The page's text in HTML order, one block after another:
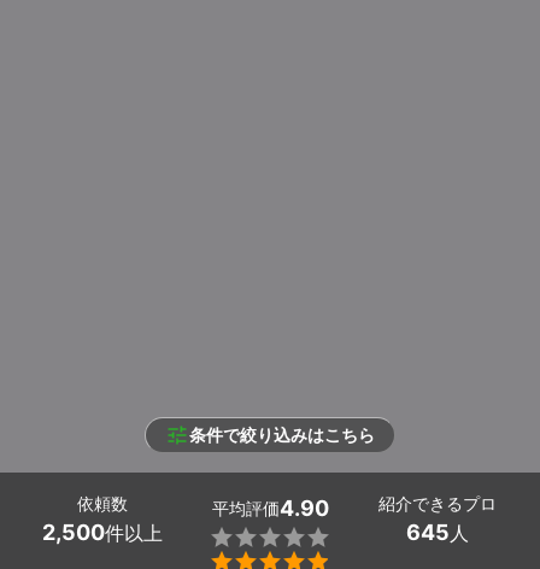
条件で絞り込みはこちら
依頼数
2,500件以上
平均評価4.90


紹介できるプロ
645人